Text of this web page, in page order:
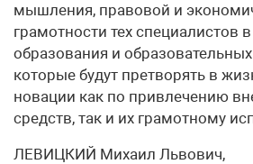
мышления, правовой и
грамотности тех специалистов
образования и
которые будут претворять в
новации как по привлечению
средств, так и их грамотному
ЛЕВИЦКИЙ Михаил Львович,